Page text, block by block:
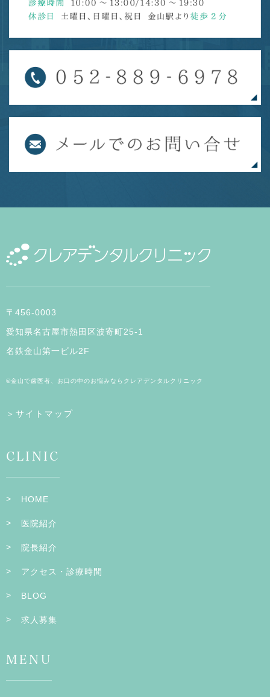
〒456-0003
愛知県名古屋市熱田区波寄町25-1
名鉄金山第一ビル2F
©金山で歯医者、お口の中のお悩みならクレアデンタルクリニック
＞サイトマップ
CLINIC
HOME
医院紹介
院長紹介
アクセス・診療時間
BLOG
求人募集
MENU